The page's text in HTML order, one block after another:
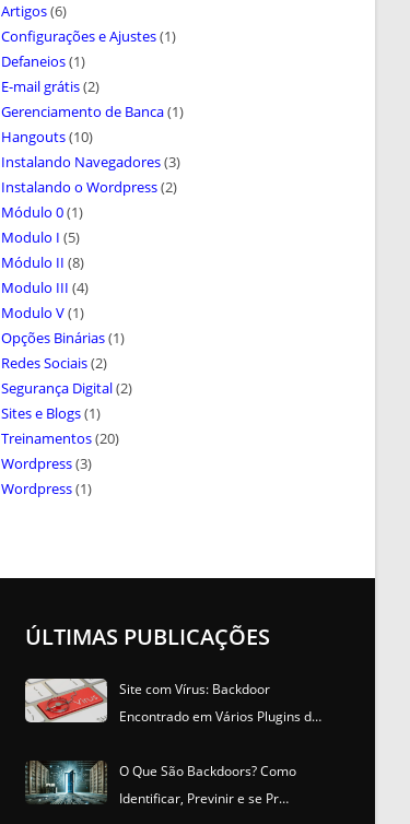
Artigos(6)
Configurações e Ajustes(1)
Defaneios(1)
E-mail grátis(2)
Gerenciamento de Banca(1)
Hangouts(10)
Instalando Navegadores(3)
Instalando o Wordpress(2)
Módulo 0(1)
Modulo I (5)
Módulo II (8)
Modulo III (4)
Modulo V(1)
Opções Binárias(1)
Redes Sociais(2)
Segurança Digital(2)
Sites e Blogs(1)
Treinamentos(20)
Wordpress(3)
Wordpress(1)
ÚLTIMAS PUBLICAÇÕES
Site com Vírus: Backdoor
Encontrado em Vários Plugins d…
O Que São Backdoors? Como
Identificar, Previnir e se Pr…